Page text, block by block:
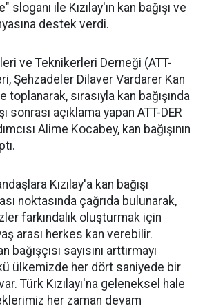
ile Kızılay'ın kan bağışı ve
destek verdi.
ve Teknikerleri Derneği (ATT-
Şehzadeler Dilaver Vardarer Kan
sırasıyla kan bağışında
sonrası açıklama yapan ATT-DER
Alime Kocabey, kan bağışının
Kızılay'a kan bağışı
noktasında çağrıda bulunarak,
farkındalık oluşturmak için
arası herkes kan verebilir.
bağışçısı sayısını arttırmayı
ülkemizde her dört saniyede bir
Türk Kızılayı'na geleneksel hale
her zaman devam